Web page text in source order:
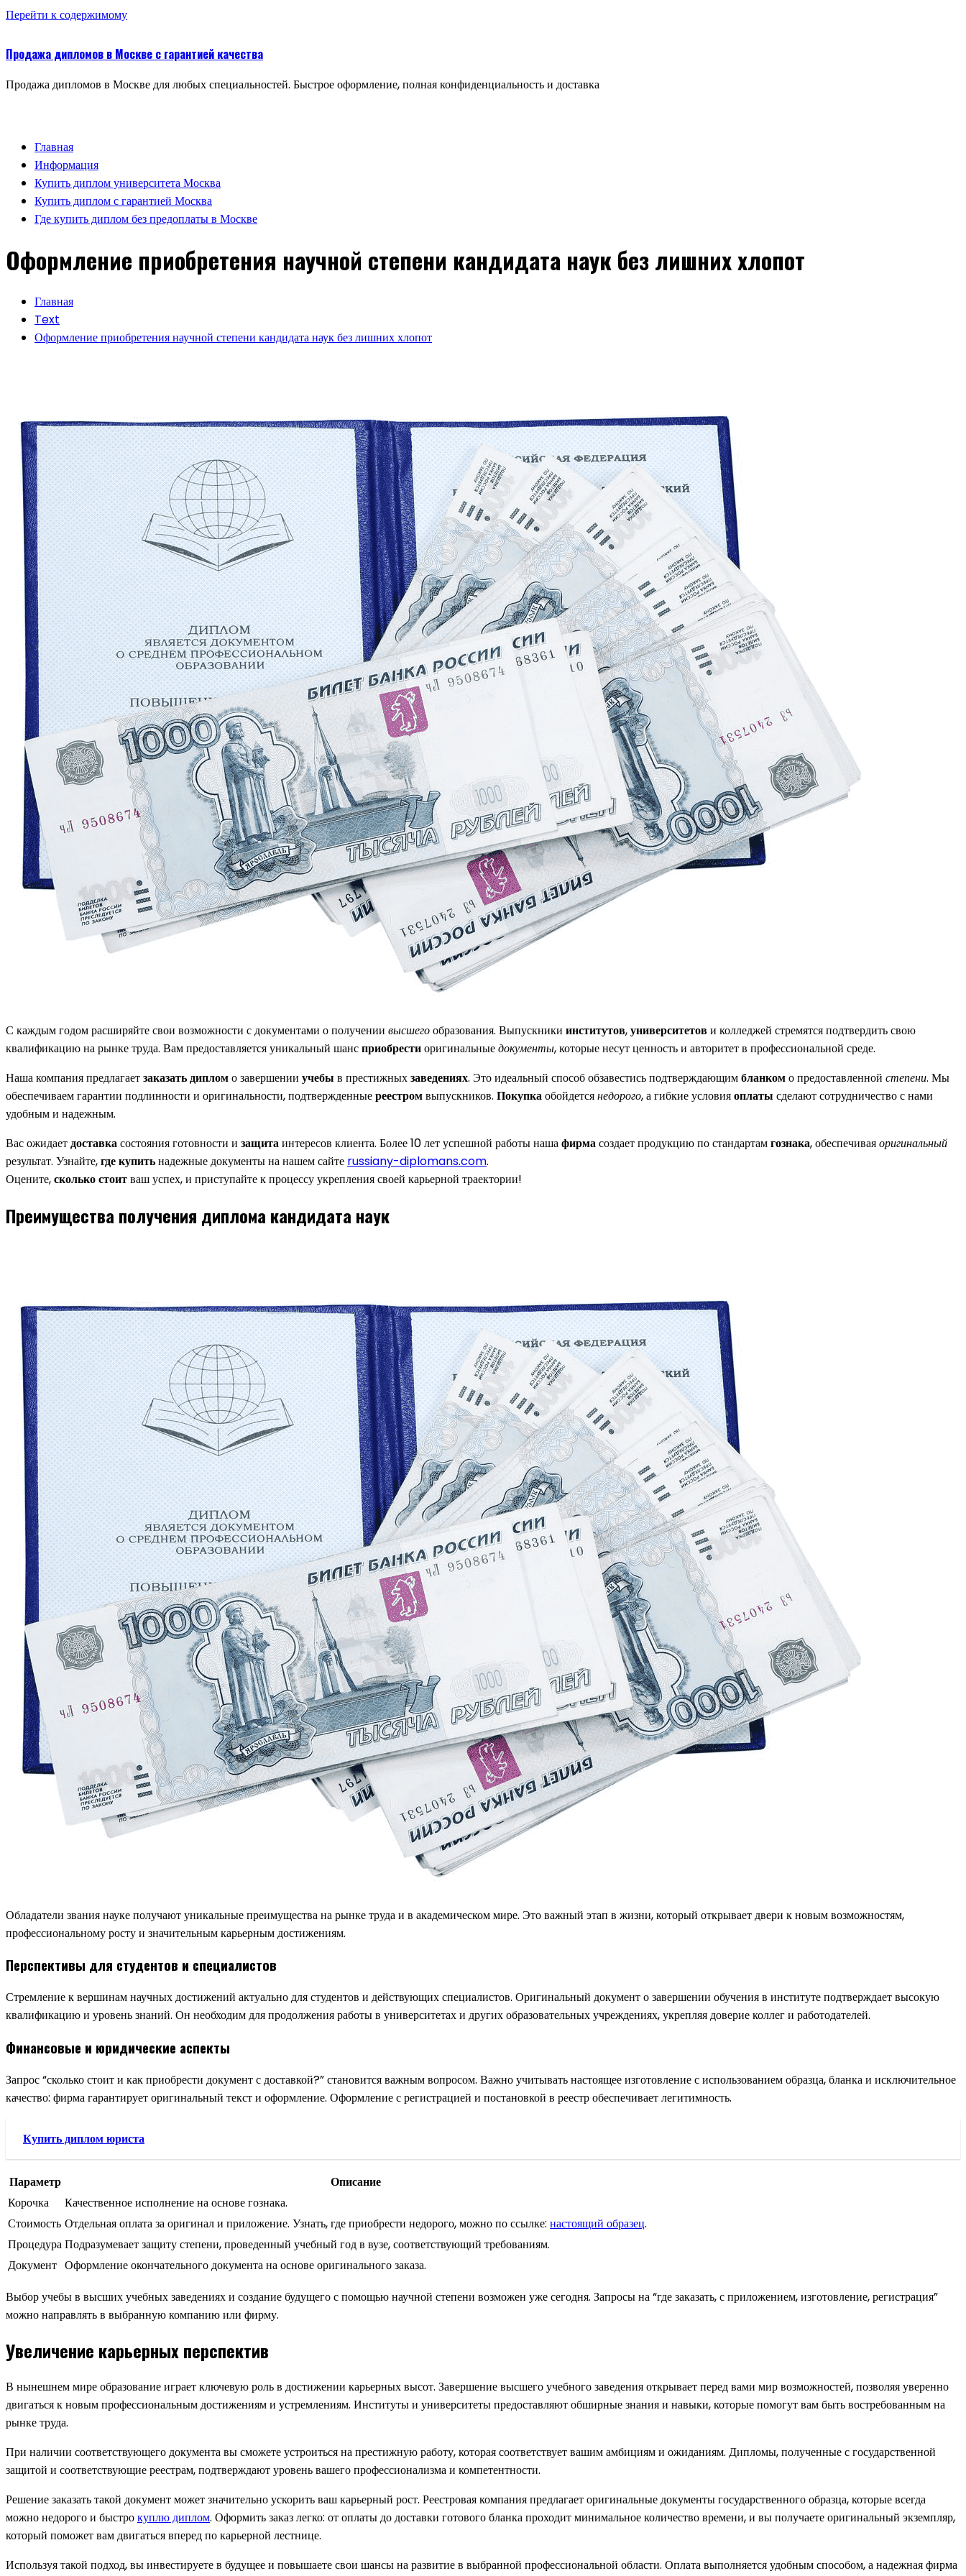
Перейти к содержимому
Продажа дипломов в Москве с гарантией качества
Продажа дипломов в Москве для любых специальностей. Быстрое оформление, полная конфиденциальность и доставка
Главная
Информация
Купить диплом университета Москва
Купить диплом с гарантией Москва
Где купить диплом без предоплаты в Москве
Оформление приобретения научной степени кандидата наук без лишних хлопот
Главная
Text
Оформление приобретения научной степени кандидата наук без лишних хлопот
С каждым годом расширяйте свои возможности с документами о получении высшегообразования. Выпускники институтов,университетови колледжей стремятся подтвердить свою
квалификацию на рынке труда. Вам предоставляется уникальный шансприобрестиоригинальныедокументы, которые несут ценность и авторитет в профессиональной среде.
Наша компания предлагаетзаказать дипломо завершении учебы в престижныхзаведениях. Это идеальный способ обзавестись подтверждающимбланкомо предоставленной степени. Мы
обеспечиваем гарантии подлинности и оригинальности, подтвержденныереестромвыпускников. Покупкаобойдетсянедорого, а гибкие условияоплаты сделают сотрудничество с нами
удобным и надежным.
Вас ожидаетдоставкасостояния готовности и защитаинтересов клиента. Более 10 лет успешной работы нашафирмасоздает продукцию по стандартамгознака, обеспечиваяоригинальный
результат. Узнайте,где купитьнадежные документы на нашем сайте russiany-diplomans.com.
Оцените,сколько стоитваш успех, и приступайте к процессу укрепления своей карьерной траектории!
Преимущества получения диплома кандидата наук
Обладатели звания науке получают уникальные преимущества на рынке труда и в академическом мире. Это важный этап в жизни, который открывает двери к новым возможностям,
профессиональному росту и значительным карьерным достижениям.
Перспективы для студентов и специалистов
Стремление к вершинам научных достижений актуально для студентов и действующих специалистов. Оригинальный документ о завершении обучения в институте подтверждает высокую
квалификацию и уровень знаний. Он необходим для продолжения работы в университетах и других образовательных учреждениях, укрепляя доверие коллег и работодателей.
Финансовые и юридические аспекты
Запрос “сколько стоит и как приобрести документ с доставкой?” становится важным вопросом. Важно учитывать настоящее изготовление с использованием образца, бланка и исключительное
качество: фирма гарантирует оригинальный текст и оформление. Оформление с регистрацией и постановкой в реестр обеспечивает легитимность.
Купить диплом юриста
Параметр
Описание
Корочка
Качественное исполнение на основе гознака.
Стоимость Отдельная оплата за оригинал и приложение. Узнать, где приобрести недорого, можно по ссылке: настоящий образец.
ПроцедураПодразумевает защиту степени, проведенный учебный год в вузе, соответствующий требованиям.
Документ Оформление окончательного документа на основе оригинального заказа.
Выбор учебы в высших учебных заведениях и создание будущего с помощью научной степени возможен уже сегодня. Запросы на “где заказать, с приложением, изготовление, регистрация”
можно направлять в выбранную компанию или фирму.
Увеличение карьерных перспектив
В нынешнем мире образование играет ключевую роль в достижении карьерных высот. Завершение высшего учебного заведения открывает перед вами мир возможностей, позволяя уверенно
двигаться к новым профессиональным достижениям и устремлениям. Институты и университеты предоставляют обширные знания и навыки, которые помогут вам быть востребованным на
рынке труда.
При наличии соответствующего документа вы сможете устроиться на престижную работу, которая соответствует вашим амбициям и ожиданиям. Дипломы, полученные с государственной
защитой и соответствующие реестрам, подтверждают уровень вашего профессионализма и компетентности.
Решение заказать такой документ может значительно ускорить ваш карьерный рост. Реестровая компания предлагает оригинальные документы государственного образца, которые всегда
можно недорого и быстрокуплю диплом. Оформить заказ легко: от оплаты до доставки готового бланка проходит минимальное количество времени, и вы получаете оригинальный экземпляр,
который поможет вам двигаться вперед по карьерной лестнице.
Используя такой подход, вы инвестируете в будущее и повышаете свои шансы на развитие в выбранной профессиональной области. Оплата выполняется удобным способом, а надежная фирма